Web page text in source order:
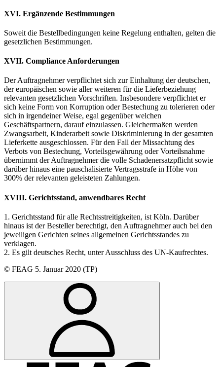
XVI. Ergänzende Bestimmungen
Soweit die Bestellbedingungen keine Regelung enthalten, gelten die
gesetzlichen Bestimmungen.
XVII. Compliance Anforderungen
Der Auftragnehmer verpflichtet sich zur Einhaltung der deutschen,
der europäischen sowie aller weiteren für die Lieferbeziehung
relevanten gesetzlichen Vorschriften. Insbesondere verpflichtet er
sich keine Form von Korruption oder Bestechung zu tolerieren oder
sich in irgendeiner Weise, egal gegenüber welchen
Geschäftspartnern, darauf einzulassen. Gleichermaßen werden
Zwangsarbeit, Kinderarbeit sowie Diskriminierung in der gesamten
Lieferkette ausgeschlossen. Für den Fall der Missachtung des
Verbots von Bestechung, Vorteilsgewährung oder Vorteilsnahme
übernimmt der Auftragnehmer die volle Schadenersatzpflicht sowie
darüber hinaus eine pauschalisierte Vertragsstrafe in Höhe von
300% der relevanten geleisteten Zahlungen.
XVIII. Gerichtsstand, anwendbares Recht
1. Gerichtsstand für alle Rechtsstreitigkeiten, ist Köln. Darüber
hinaus ist der Besteller berechtigt, den Auftragnehmer auch bei den
jeweiligen Gerichten seines allgemeinen Gerichtsstandes zu
verklagen.
2. Es gilt deutsches Recht, unter Ausschluss des UN-Kaufrechtes.
© FEAG 5. Januar 2020 (TP)